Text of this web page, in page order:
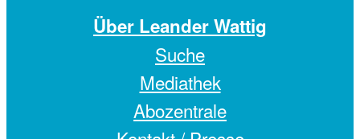
Über Leander Wattig
Suche
Mediathek
Abozentrale